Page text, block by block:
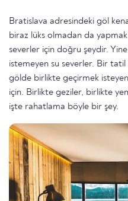
Bratislava adresindeki göl
biraz lüks olmadan da
severler için doğru şeydir.
istemeyen su severler. Bir
gölde birlikte geçirmek
için. Birlikte geziler, birlikte
işte rahatlama böyle bir şey.